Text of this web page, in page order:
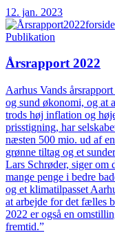
12. jan. 2023
Publikation
Årsrapport 2022
Aarhus Vands
og sund økonomi, og at
trods høj inflation og
prisstigning, har
næsten 500 mio. ud af
grønne tiltag og et
Lars Schrøder, siger om
mange penge i bedre
og et klimatilpasset
at arbejde for det fælles
2022 er også en
fremtid.”